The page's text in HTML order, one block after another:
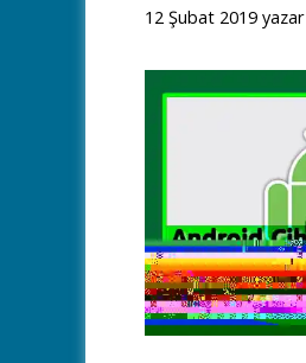
12 Şubat 2019 yazar